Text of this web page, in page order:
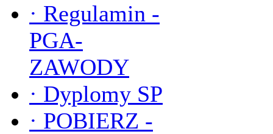
· Regulamin -
PGA-
ZAWODY
· Dyplomy SP
· POBIERZ -